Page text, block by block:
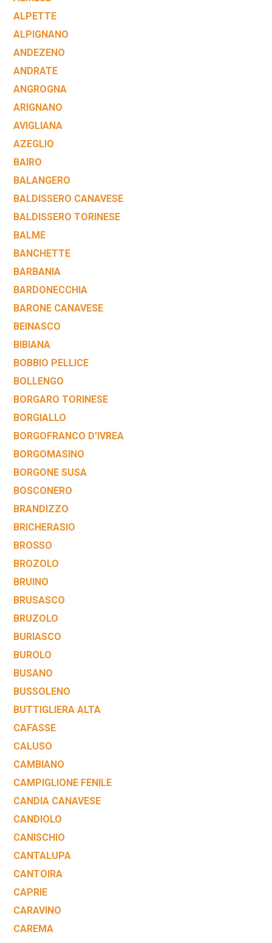
ALPETTE
ALPIGNANO
ANDEZENO
ANDRATE
ANGROGNA
ARIGNANO
AVIGLIANA
AZEGLIO
BAIRO
BALANGERO
BALDISSERO CANAVESE
BALDISSERO TORINESE
BALME
BANCHETTE
BARBANIA
BARDONECCHIA
BARONE CANAVESE
BEINASCO
BIBIANA
BOBBIO PELLICE
BOLLENGO
BORGARO TORINESE
BORGIALLO
BORGOFRANCO D'IVREA
BORGOMASINO
BORGONE SUSA
BOSCONERO
BRANDIZZO
BRICHERASIO
BROSSO
BROZOLO
BRUINO
BRUSASCO
BRUZOLO
BURIASCO
BUROLO
BUSANO
BUSSOLENO
BUTTIGLIERA ALTA
CAFASSE
CALUSO
CAMBIANO
CAMPIGLIONE FENILE
CANDIA CANAVESE
CANDIOLO
CANISCHIO
CANTALUPA
CANTOIRA
CAPRIE
CARAVINO
CAREMA